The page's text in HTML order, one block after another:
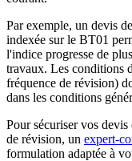
Par exemple, un devis
indexée sur le BT01
l'indice progresse de
travaux. Les conditions
fréquence de révision)
dans les conditions
Pour sécuriser vos
de révision, un expert-
formulation adaptée à